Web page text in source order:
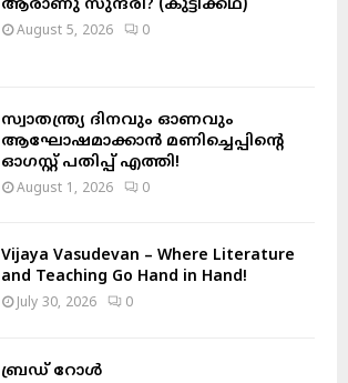
ആരാണു സുന്ദരി? (കുട്ടിക്കഥ)
August 5, 2026 0
സ്വാതന്ത്ര്യ ദിനവും ഓണവും
ആഘോഷമാക്കാൻ മണിച്ചെപ്പിന്റെ
ഓഗസ്റ്റ് പതിപ്പ് എത്തി!
August 1, 2026 0
Vijaya Vasudevan – Where Literature
and Teaching Go Hand in Hand!
July 30, 2026 0
ബ്രഡ് റോൾ